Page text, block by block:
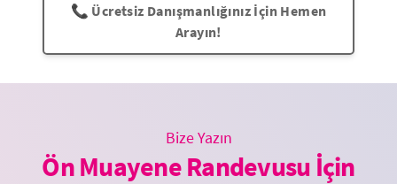
📞 Ücretsiz Danışmanlığınız İçin Hemen
Arayın!
Bize Yazın
Ön Muayene Randevusu İçin